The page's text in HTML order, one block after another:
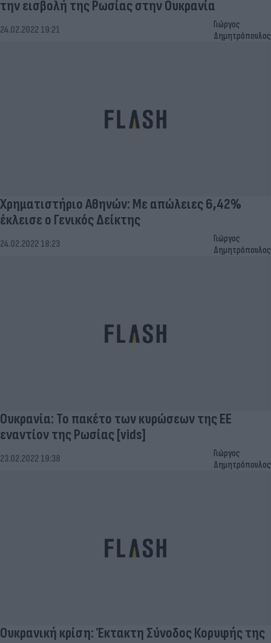
την εισβολή της Ρωσίας στην Ουκρανία
24.02.2022 19:21
Γιώργος
Δημητρόπουλος
Χρηματιστήριο Αθηνών: Με απώλειες 6,42%
έκλεισε ο Γενικός Δείκτης
24.02.2022 18:23
Γιώργος
Δημητρόπουλος
Ουκρανία: To πακέτο των κυρώσεων της ΕΕ
εναντίον της Ρωσίας [vids]
23.02.2022 19:38
Γιώργος
Δημητρόπουλος
Ουκρανική κρίση: Έκτακτη Σύνοδος Κορυφής της